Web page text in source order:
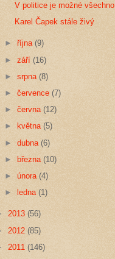
V politice je možné všechno
Karel Čapek stále živý
►října(9)
►září(16)
►srpna(8)
►července(7)
►června(12)
►
května(5)
►dubna(6)
►
března(10)
►února(4)
►
ledna(1)
2013 (56)
2012 (85)
2011 (146)